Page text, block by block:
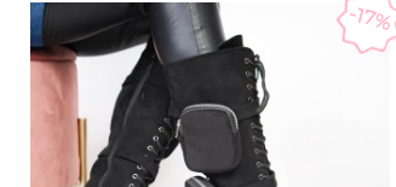
-17%